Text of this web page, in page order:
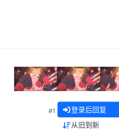
#1 登录后回复
从旧到新